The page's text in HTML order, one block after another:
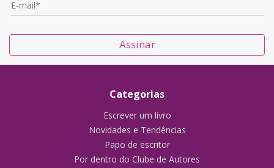
Assinar
Categorias
Escrever um livro
Novidades e Tendências
Papo de escritor
Por dentro do Clube de Autores